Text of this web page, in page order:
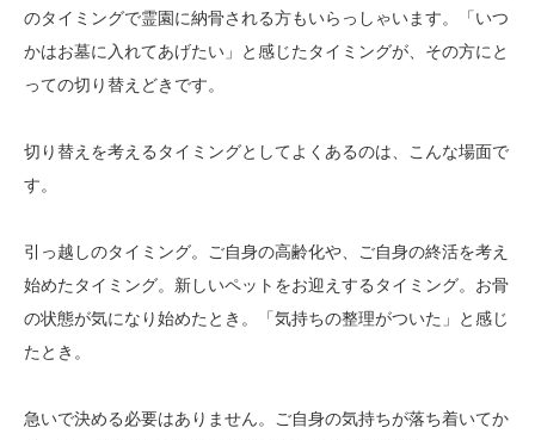
のタイミングで霊園に納骨される方もいらっしゃいます。「いつ
かはお墓に入れてあげたい」と感じたタイミングが、その方にと
っての切り替えどきです。
切り替えを考えるタイミングとしてよくあるのは、こんな場面で
す。
引っ越しのタイミング。ご自身の高齢化や、ご自身の終活を考え
始めたタイミング。新しいペットをお迎えするタイミング。お骨
の状態が気になり始めたとき。「気持ちの整理がついた」と感じ
たとき。
急いで決める必要はありません。ご自身の気持ちが落ち着いてか